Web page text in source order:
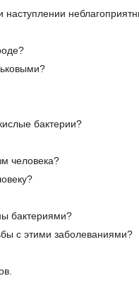
бактерии?
человека?
бактериями?
с этими заболеваниями?